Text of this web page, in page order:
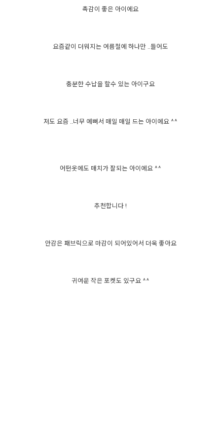
촉감이 좋은 아이에요
요즘같이 더워지는 여름철에 하나만 ..들어도
충분한 수납을 할수 있는 아이구요
저도 요즘 ..너무 예뻐서 매일 매일 드는 아이에요 ^^
어떤옷에도 매치가 잘되는 아이에요 ^^
추천합니다 !
안감은 패브릭으로 마감이 되어있어서 더욱 좋아요
귀여운 작은 포켓도 있구요 ^^